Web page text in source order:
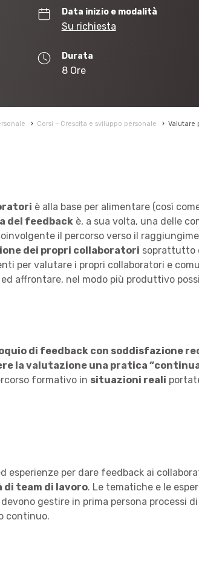
Data inizio e modalità
Su richiesta
Durata
8 Ore
› Corsi – Crescita e sviluppo personale › Valutare
è alla base per alimentare (così
del feedback è, a sua volta, una delle
il percorso verso il
dei propri collaboratori soprattutto
per valutare i propri collaboratori e
affrontare, nel modo più produttivo
di feedback con soddisfazione
la valutazione una pratica
formativo in situazioni reali
esperienze per dare feedback ai
di team di lavoro. Le tematiche e le
gestire in prima persona processi
continuo.